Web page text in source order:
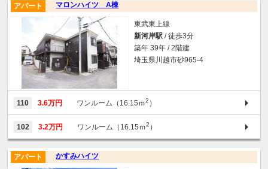
マロンハイツ A棟
アパート
東武東上線
新河岸駅 / 徒歩3分
築年 39年 / 2階建
埼玉県川越市砂965-4
110 3.6万円 ワンルーム（16.15ｍ2 ）
102 3.2万円 ワンルーム（16.15ｍ2 ）
かすみハイツ
アパート